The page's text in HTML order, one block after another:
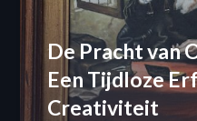
De Pracht van
Een Tijdloze
Creativiteit